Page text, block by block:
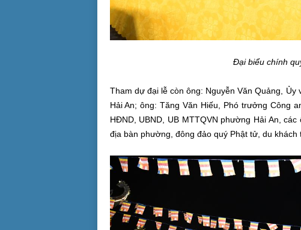
Đại biểu chính
Tham dự đại lễ còn ông: Nguyễn Văn Quảng,
Hải An; ông: Tăng Văn Hiếu, Phó trưởng Công
HĐND, UBND, UB MTTQVN phường Hải An,
địa bàn phường, đông đảo quý Phật tử, du